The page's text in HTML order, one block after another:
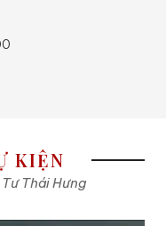
KIỆN
Thái Hưng